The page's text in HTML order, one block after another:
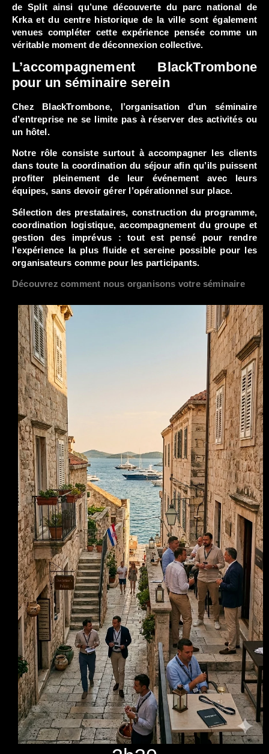
de Split ainsi qu’une découverte du parc national de
Krka et du centre historique de la ville sont également
venues compléter cette expérience pensée comme un
véritable moment de déconnexion collective.
L’accompagnement BlackTrombone
pour un séminaire serein
Chez BlackTrombone, l’organisation d’un séminaire
d’entreprise ne se limite pas à réserver des activités ou
un hôtel.
Notre rôle consiste surtout à accompagner les clients
dans toute la coordination du séjour afin qu’ils puissent
profiter pleinement de leur événement avec leurs
équipes, sans devoir gérer l’opérationnel sur place.
Sélection des prestataires, construction du programme,
coordination logistique, accompagnement du groupe et
gestion des imprévus : tout est pensé pour rendre
l’expérience la plus fluide et sereine possible pour les
organisateurs comme pour les participants.
Découvrez comment nous organisons votre séminaire